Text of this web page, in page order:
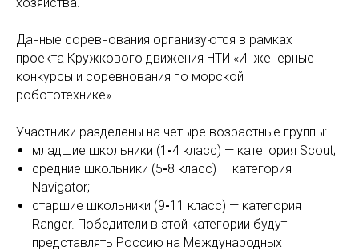
Данные соревнования организуются в рамках
проекта Кружкового движения НТИ «Инженерные
конкурсы и соревнования по морской
робототехнике».
Участники разделены на четыре возрастные группы:
младшие школьники (1 -4 класс) — категория Scout;
средние школьники (5-8 класс) — категория
Navigator;
старшие школьники (9-11 класс) — категория
Ranger. Победители в этой категории будут
представлять Россию на Международных